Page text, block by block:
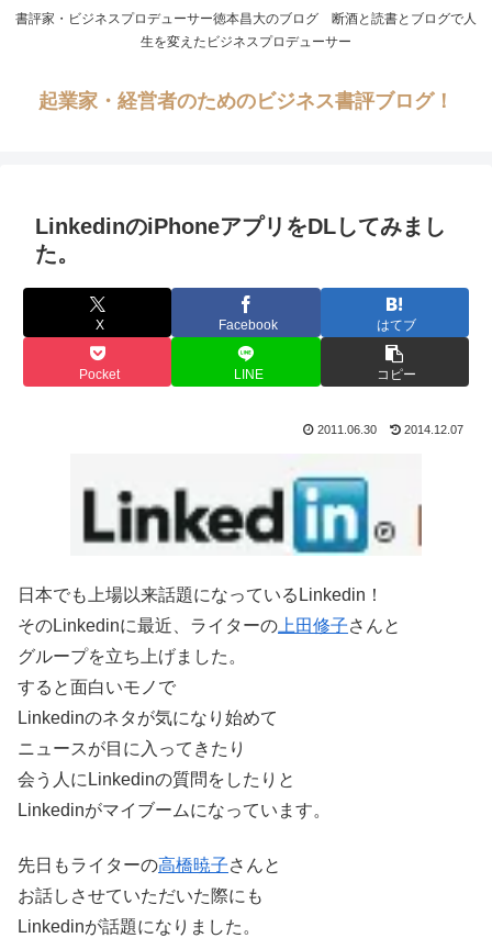
書評家・ビジネスプロデューサー徳本昌大のブログ 断酒と読書とブログで人
生を変えたビジネスプロデューサー
起業家・経営者のためのビジネス書評ブログ！
LinkedinのiPhoneアプリをDLしてみまし
た。
X Facebook はてブ
Pocket LINE コピー
2011.06.30 2014.12.07
日本でも上場以来話題になっているLinkedin！
そのLinkedinに最近、ライターの 上田修子さんと
グループを立ち上げました。
すると面白いモノで
Linkedinのネタが気になり始めて
ニュースが目に入ってきたり
会う人にLinkedinの質問をしたりと
Linkedinがマイブームになっています。
先日もライターの高橋暁子さんと
お話しさせていただいた際にも
Linkedinが話題になりました。